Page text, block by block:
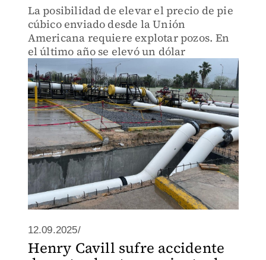
La posibilidad de elevar el precio de pie
cúbico enviado desde la Unión
Americana requiere explotar pozos. En
el último año se elevó un dólar
12.09.2025/
Henry Cavill sufre accidente